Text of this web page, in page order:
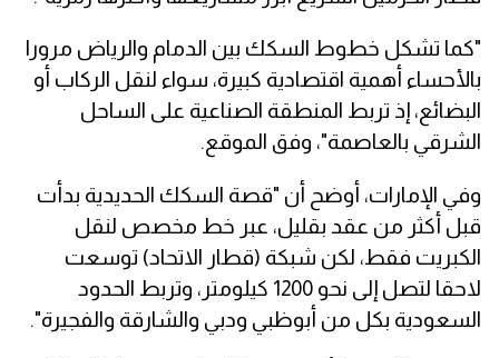
"كما تشكل خطوط السكك بين الدمام والرياض مرورا
بالأحساء أهمية اقتصادية كبيرة، سواء لنقل الركاب أو
البضائع، إذ تربط المنطقة الصناعية على الساحل
الشرقي بالعاصمة"، وفق الموقع.
وفي الإمارات، أوضح أن "قصة السكك الحديدية بدأت
قبل أكثر من عقد بقليل، عبر خط مخصص لنقل
الكبريت فقط، لكن شبكة (قطار الاتحاد) توسعت
لاحقا لتصل إلى نحو 1200 كيلومتر، وتربط الحدود
السعودية بكل من أبوظبي ودبي والشارقة والفجيرة".